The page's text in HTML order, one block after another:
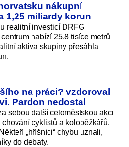
nákupní
1,25 miliardy korun
realitní investicí DRFG
nabízí 25,8 tisíce metrů
aktiva skupiny přesáhla
na práci? vzdoroval
Pardon nedostal
sebou další celoměstskou akci
cyklistů a koloběžkářů.
„hříšníci“ chybu uznali,
do debaty.